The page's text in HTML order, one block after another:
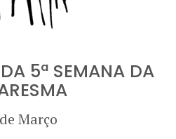
5ª SEMANA DA
Março